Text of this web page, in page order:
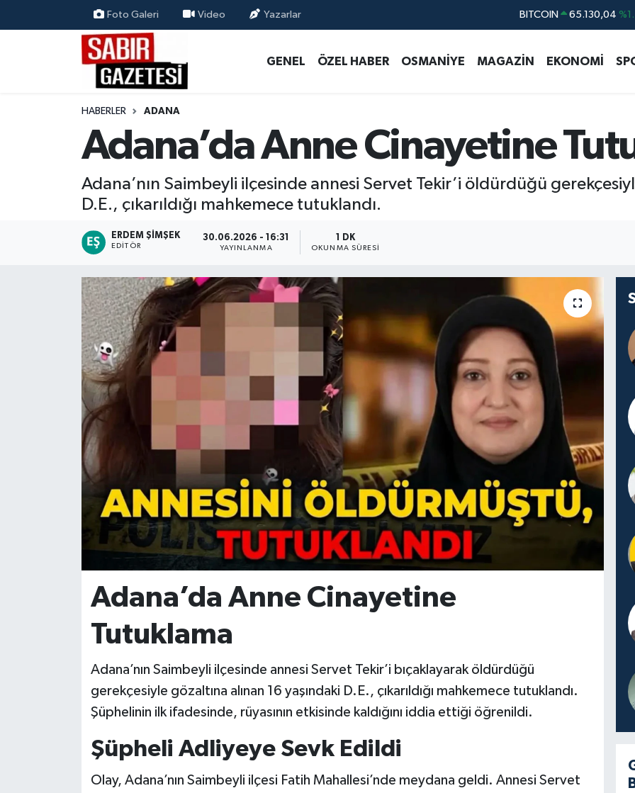
Foto Galeri Video Yazarlar DOLAR 47,7106
STERLİN 64,4046
BITCOIN 65.130,04 %1.2
GENEL ÖZEL HABER OSMANİYE MAGAZİN EKONOMİ
HABERLER ADANA
Adana’da Anne Cinayetine
Adana’nın Saimbeyli ilçesinde annesi Servet Tekir’i öldürdüğü
D.E., çıkarıldığı mahkemece tutuklandı.
ERDEM ŞIMŞEK
EDITÖR
30.06.2026 - 16:31
YAYINLANMA
1 DK
OKUNMA SÜRESI
Adana’da Anne Cinayetine
Tutuklama
Adana’nın Saimbeyli ilçesinde annesi Servet Tekir’i bıçaklayarak öldürdüğü
gerekçesiyle gözaltına alınan 16 yaşındaki D.E., çıkarıldığı mahkemece tutuklandı.
Şüphelinin ilk ifadesinde, rüyasının etkisinde kaldığını iddia ettiği öğrenildi.
Şüpheli Adliyeye Sevk Edildi
Olay, Adana’nın Saimbeyli ilçesi Fatih Mahallesi’nde meydana geldi. Annesi Servet
ÖZEL HABER
MAGAZİN
EKONOMİ
Osmaniye Nöbetçi Eczaneler
Osmaniye Hava Durumu
Süper Lig Puan Durumu ve Fikstür
Tüm Manşetler
Son Dakika Haberleri